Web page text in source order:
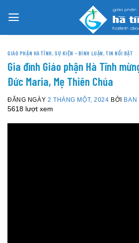
GIÁO PHẬN HÀ TĨNH, SỰ KIỆN – BÌNH LUẬN,TIN NỔI BẬT
Gia đình Giáo phận Hà Tĩnh
Đức Maria, Mẹ Thiên Chúa
ĐĂNG NGÀY 2 THÁNG MỘT, 2024 BỞI BAN
5618 lượt xem